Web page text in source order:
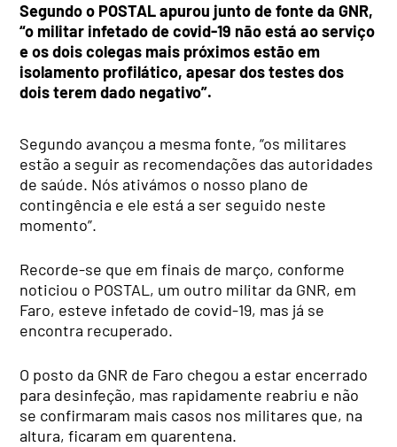
Segundo o POSTAL apurou junto de fonte da GNR,
“o militar infetado de covid-19 não está ao serviço
e os dois colegas mais próximos estão em
isolamento profilático, apesar dos testes dos
dois terem dado negativo”.
Segundo avançou a mesma fonte, “os militares
estão a seguir as recomendações das autoridades
de saúde. Nós ativámos o nosso plano de
contingência e ele está a ser seguido neste
momento”.
Recorde-se que em finais de março, conforme
noticiou o POSTAL, um outro militar da GNR, em
Faro, esteve infetado de covid-19, mas já se
encontra recuperado.
O posto da GNR de Faro chegou a estar encerrado
para desinfeção, mas rapidamente reabriu e não
se confirmaram mais casos nos militares que, na
altura, ficaram em quarentena.